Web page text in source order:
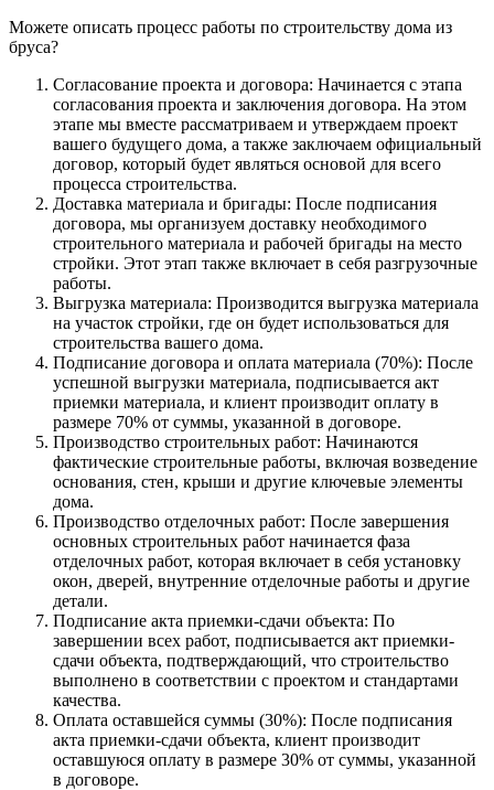
Можете описать процесс работы по строительству дома из
бруса?
Согласование проекта и договора: Начинается с этапа
согласования проекта и заключения договора. На этом
этапе мы вместе рассматриваем и утверждаем проект
вашего будущего дома, а также заключаем официальный
договор, который будет являться основой для всего
процесса строительства.
Доставка материала и бригады: После подписания
договора, мы организуем доставку необходимого
строительного материала и рабочей бригады на место
стройки. Этот этап также включает в себя разгрузочные
работы.
Выгрузка материала: Производится выгрузка материала
на участок стройки, где он будет использоваться для
строительства вашего дома.
Подписание договора и оплата материала (70%): После
успешной выгрузки материала, подписывается акт
приемки материала, и клиент производит оплату в
размере 70% от суммы, указанной в договоре.
Производство строительных работ: Начинаются
фактические строительные работы, включая возведение
основания, стен, крыши и другие ключевые элементы
дома.
Производство отделочных работ: После завершения
основных строительных работ начинается фаза
отделочных работ, которая включает в себя установку
окон, дверей, внутренние отделочные работы и другие
детали.
Подписание акта приемки-сдачи объекта: По
завершении всех работ, подписывается акт приемки-
сдачи объекта, подтверждающий, что строительство
выполнено в соответствии с проектом и стандартами
качества.
Оплата оставшейся суммы (30%): После подписания
акта приемки-сдачи объекта, клиент производит
оставшуюся оплату в размере 30% от суммы, указанной
в договоре.